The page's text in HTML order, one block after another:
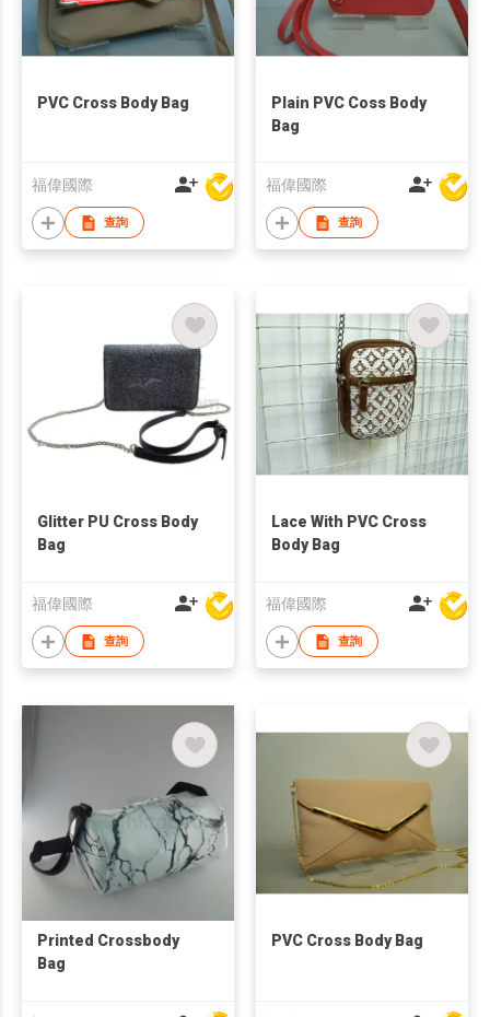
PVC Cross Body Bag
福偉國際
查詢
Plain PVC Coss Body
Bag
福偉國際
查詢
Glitter PU Cross Body
Bag
福偉國際
查詢
Lace With PVC Cross
Body Bag
福偉國際
查詢
Printed Crossbody
Bag
PVC Cross Body Bag